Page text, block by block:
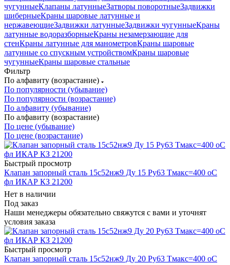
чугунныеКлапаны латунныеЗатворы поворотныеЗадвижки
шиберныеКраны шаровые латунные и
нержавеющиеЗадвижки латунныеЗадвижки чугунныеКраны
латунные водоразборныеКраны незамерзающие для
стенКраны латунные для манометровКраны шаровые
латунные со спускным устройствомКраны шаровые
чугунныеКраны шаровые стальные
Фильтр
По алфавиту (возрастание)
По популярности (убывание)
По популярности (возрастание)
По алфавиту (убывание)
По алфавиту (возрастание)
По цене (убывание)
По цене (возрастание)
Быстрый просмотр
Клапан запорный сталь 15с52нж9 Ду 15 Ру63 Тмакс=400 оС
фл ИКАР КЗ 21200
Нет в наличии
Под заказ
Наши менеджеры обязательно свяжутся с вами и уточнят
условия заказа
Быстрый просмотр
Клапан запорный сталь 15с52нж9 Ду 20 Ру63 Тмакс=400 оС